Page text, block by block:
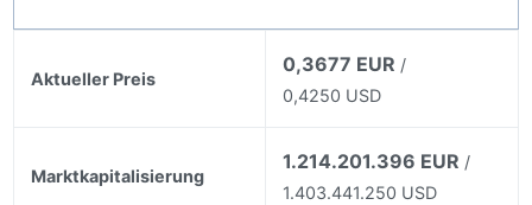
Aktueller Preis
0,3677 EUR /
0,4250 USD
Marktkapitalisierung
1.214.201.396 EUR /
1.403.441.250 USD